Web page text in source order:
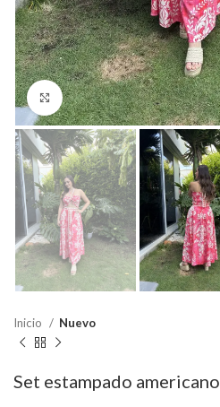
Click para agrandar
Inicio Nuevo
Set estampado americano